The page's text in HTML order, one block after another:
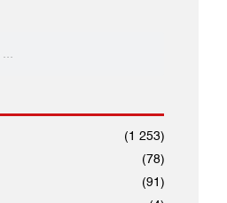
(1 253)
(78)
(91)